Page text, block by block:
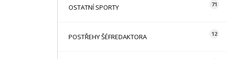
OSTATNÍ SPORTY 71
POSTŘEHY ŠÉFREDAKTORA 12